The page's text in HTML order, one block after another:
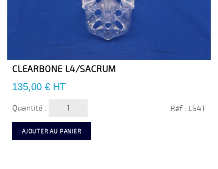
CLEARBONE L4/SACRUM
Prix
135,00 € HT
Quantité : Réf : LS4T
AJOUTER AU PANIER